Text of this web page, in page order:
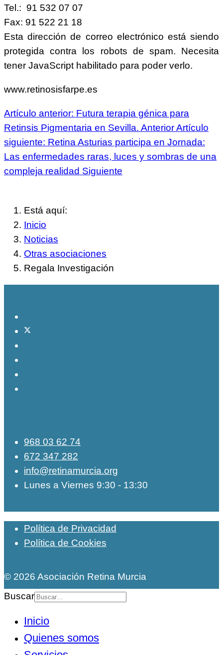
Tel.: 91 532 07 07
Fax: 91 522 21 18
Esta dirección de correo electrónico está siendo
protegida contra los robots de spam. Necesita
tener JavaScript habilitado para poder verlo.
www.retinosisfarpe.es
Artículo anterior: Futura terapia génica para
Retinsis Pigmentaria en Sevilla. AnteriorArtículo
siguiente: Retina Asturias participa en Jornada:
Las enfermedades raras, luces y sombras de una
compleja realidad Siguiente
Está aquí:
Inicio
Noticias
Otras asociaciones
Regala Investigación
968 03 62 74
672 347 282
info@retinamurcia.org
Lunes a Viernes 9:30 - 13:30
Política de Privacidad
Política de Cookies
© 2026 Asociación Retina Murcia
Buscar
Inicio
Quienes somos